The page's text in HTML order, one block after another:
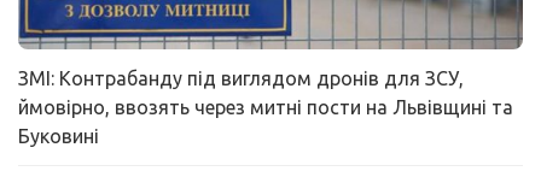
ЗМІ: Контрабанду під виглядом дронів для ЗСУ,
ймовірно, ввозять через митні пости на Львівщині та
Буковині